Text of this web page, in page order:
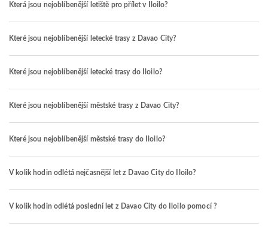
Která jsou nejoblíbenější letiště pro přílet v Iloilo?
Které jsou nejoblíbenější letecké trasy z Davao City?
Které jsou nejoblíbenější letecké trasy do Iloilo?
Které jsou nejoblíbenější městské trasy z Davao City?
Které jsou nejoblíbenější městské trasy do Iloilo?
V kolik hodin odlétá nejčasnější let z Davao City do Iloilo?
V kolik hodin odlétá poslední let z Davao City do Iloilo pomocí ?